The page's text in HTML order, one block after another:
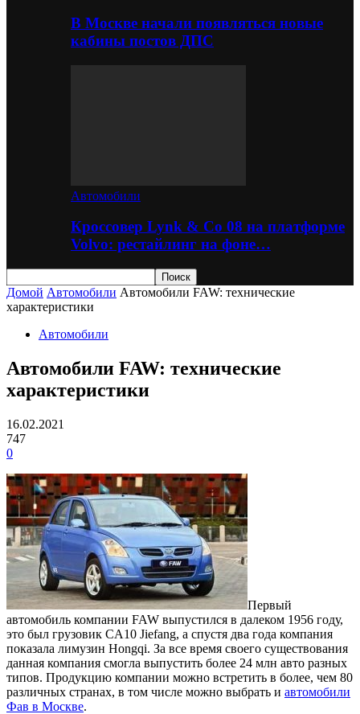
В Москве начали появляться новые
кабины постов ДПС
Автомобили
Кроссовер Lynk & Co 08 на платформе
Volvo: рестайлинг на фоне…
Домой Автомобили Автомобили FAW: технические
характеристики
Автомобили
Автомобили FAW: технические
характеристики
16.02.2021
747
0
Первый
автомобиль компании FAW выпустился в далеком 1956 году,
это был грузовик CA10 Jiefang, а спустя два года компания
показала лимузин Hongqi. За все время своего существования
данная компания смогла выпустить более 24 млн авто разных
типов. Продукцию компании можно встретить в более, чем 80
различных странах, в том числе можно выбрать и автомобили
Фав в Москве.